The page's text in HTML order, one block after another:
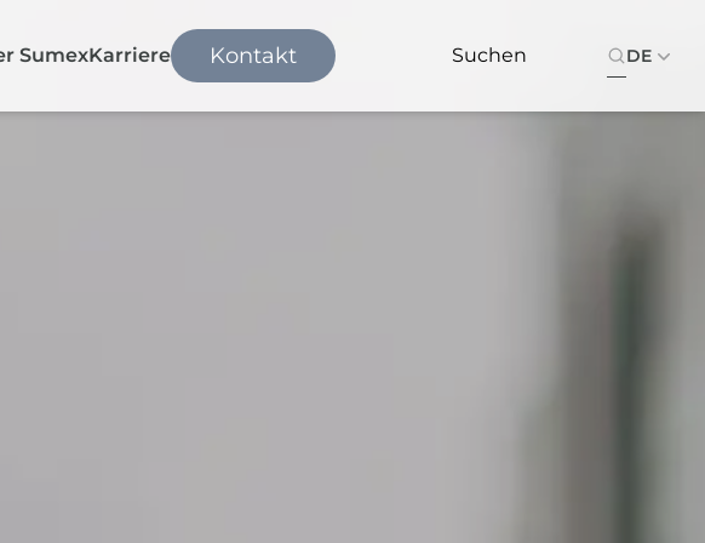
SumexKarriere Kontakt DE